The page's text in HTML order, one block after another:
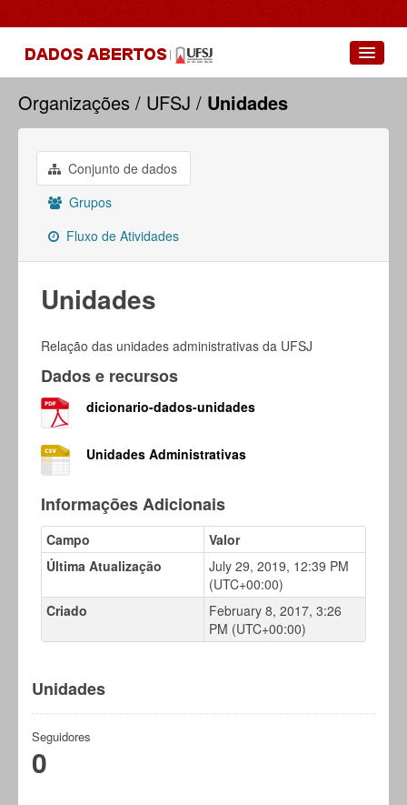
Conjuntos de dados
Grupos
Sobre
Organizações UFSJ Unidades
Conjunto de dados
Grupos
Fluxo de Atividades
Unidades
Relação das unidades administrativas da UFSJ
Dados e recursos
dicionario-dados-unidades
Unidades Administrativas
Informações Adicionais
Campo
Valor
Última Atualização
July 29, 2019, 12:39 PM
(UTC+00:00)
Criado
February 8, 2017, 3:26
PM (UTC+00:00)
Unidades
Seguidores
0